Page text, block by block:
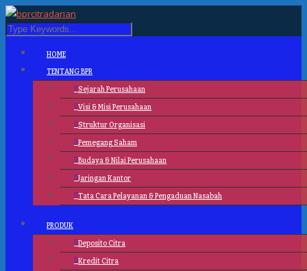
HOME
TENTANG BPR
Sejarah Perusahaan
Visi & Misi Perusahaan
Struktur Organisasi
Pemegang Saham
Budaya & Nilai Perusahaan
Jaringan Kantor
Tata Cara Pelayanan & Pengaduan Nasabah
PRODUK
Deposito Citra
Kredit Citra